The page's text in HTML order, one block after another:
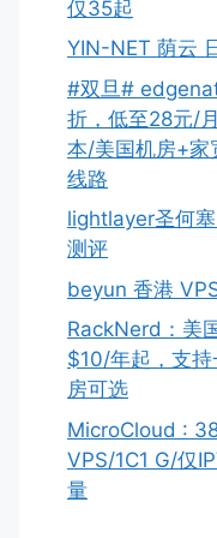
仅35起
YIN-NET 荫云
#双旦#
折，低至28元/
本/美国机房+家
线路
lightlayer圣何
测评
beyun 香港
RackNerd：美
$10/年起，支
房可选
MicroCloud :
VPS/1C1 G/仅
量